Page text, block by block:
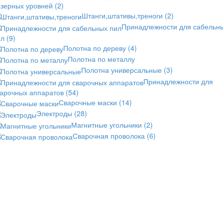
уровней (2)
Штанги,штативы,треноги (2)
Принадлежности для
(9)
Полотна по дереву (4)
Полотна по металлу
Полотна универсальные (3)
Принадлежности для
аппаратов (54)
Сварочные маски (14)
Электроды (28)
Магнитные угольники (2)
Сварочная проволока (6)